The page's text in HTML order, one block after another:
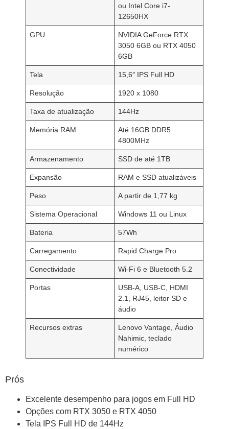
ou Intel Core i7-
12650HX
GPU
NVIDIA GeForce RTX
3050 6GB ou RTX 4050
6GB
Tela 15,6″ IPS Full HD
Resolução 1920 x 1080
Taxa de atualização 144Hz
Memória RAM
Até 16GB DDR5
4800MHz
Armazenamento SSD de até 1TB
Expansão RAM e SSD atualizáveis
Peso A partir de 1,77 kg
Sistema Operacional Windows 11 ou Linux
Bateria 57Wh
Carregamento Rapid Charge Pro
Conectividade Wi-Fi 6 e Bluetooth 5.2
Portas
USB-A, USB-C, HDMI
2.1, RJ45, leitor SD e
áudio
Recursos extras
Lenovo Vantage, Áudio
Nahimic, teclado
numérico
Prós
Excelente desempenho para jogos em Full HD
Opções com RTX 3050 e RTX 4050
Tela IPS Full HD de 144Hz